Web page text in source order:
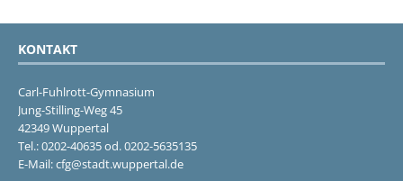
KONTAKT
Carl-Fuhlrott-Gymnasium
Jung-Stilling-Weg 45
42349 Wuppertal
Tel.: 0202-40635 od. 0202-5635135
E-Mail: cfg@stadt.wuppertal.de